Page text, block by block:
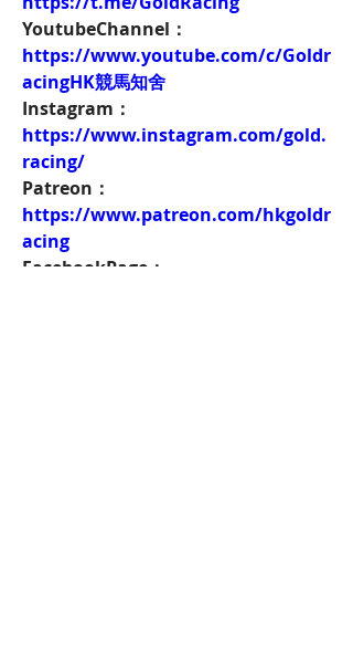
YoutubeChannel：
https://www.youtube.com/c/Goldr
acingHK競馬知舍
Instagram：
https://www.instagram.com/gold.
racing/
Patreon：
https://www.patreon.com/hkgoldr
acing
FacebookPage：